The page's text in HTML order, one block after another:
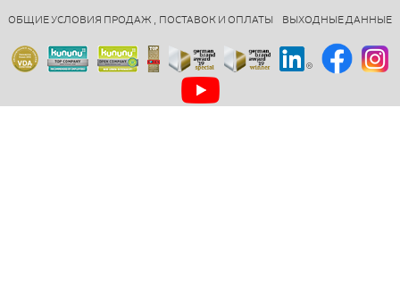
ОБЩИЕ УСЛОВИЯ ПРОДАЖ , ПОСТАВОК И ОПЛАТЫ ВЫХОДНЫЕ ДАННЫЕ